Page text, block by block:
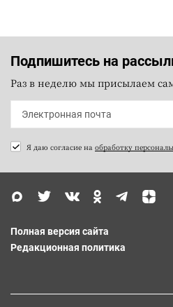
Подпишитесь на
Раз в неделю мы присылаем
Я даю согласие на обработку
Полная версия сайта
Редакционная политика